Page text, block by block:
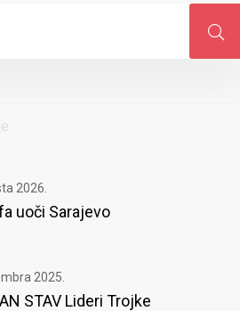
2026.
uoči Sarajevo
2025.
STAV Lideri Trojke